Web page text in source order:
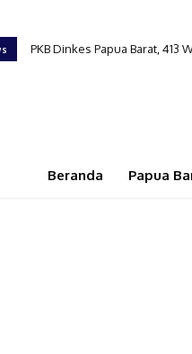
PKB Dinkes Papua Barat, 413
Tembus Daerah Terpencil,
Beranda Papua